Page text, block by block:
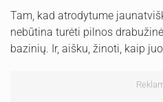
Tam, kad atrodytume
nebūtina turėti pilnos
bazinių. Ir, aišku, žinoti, kaip